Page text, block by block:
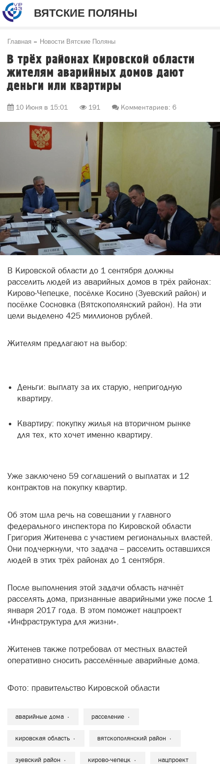
ВЯТСКИЕ ПОЛЯНЫ
Главная Новости Вятские Поляны
В трёх районах Кировской области
жителям аварийных домов дают
деньги или квартиры
10 Июня в 15:01 191 Комментариев: 6
В Кировской области до 1 сентября должны
расселить людей из аварийных домов в трёх районах:
Кирово-Чепецке, посёлке Косино (Зуевский район) и
посёлке Сосновка (Вятскополянский район). На эти
цели выделено 425 миллионов рублей.
Жителям предлагают на выбор:
Деньги: выплату за их старую, непригодную
квартиру.
Квартиру: покупку жилья на вторичном рынке
для тех, кто хочет именно квартиру.
Уже заключено 59 соглашений о выплатах и 12
контрактов на покупку квартир.
Об этом шла речь на совещании у главного
федерального инспектора по Кировской области
Григория Житенева с участием региональных властей.
Они подчеркнули, что задача – расселить оставшихся
людей в этих трёх районах до 1 сентября.
После выполнения этой задачи область начнёт
расселять дома, признанные аварийными уже после 1
января 2017 года. В этом поможет нацпроект
«Инфраструктура для жизни».
Житенев также потребовал от местных властей
оперативно сносить расселённые аварийные дома.
Фото: правительство Кировской области
аварийные дома расселение
кировская область вятскополянский район
зуевский район кирово-чепецк нацпроект